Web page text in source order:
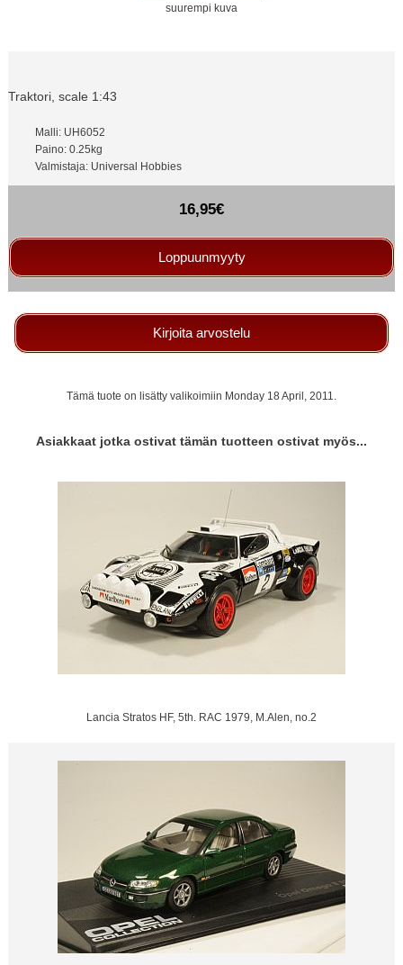
suurempi kuva
Traktori, scale 1:43
Malli: UH6052
Paino: 0.25kg
Valmistaja: Universal Hobbies
16,95€
Loppuunmyyty
Kirjoita arvostelu
Tämä tuote on lisätty valikoimiin Monday 18 April, 2011.
Asiakkaat jotka ostivat tämän tuotteen ostivat myös...
Lancia Stratos HF, 5th. RAC 1979, M.Alen, no.2